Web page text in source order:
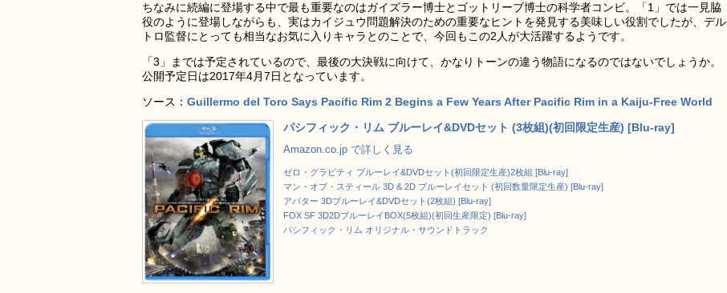
ちなみに続編に登場する中で最も重要なのはガイズラー博士とゴットリーブ博士の科学者コンビ。「1」では一見脇
役のように登場しながらも、実はカイジュウ問題解決のための重要なヒントを発見する美味しい役割でしたが、デル
トロ監督にとっても相当なお気に入りキャラとのことで、今回もこの2人が大活躍するようです。
「3」までは予定されているので、最後の大決戦に向けて、かなりトーンの違う物語になるのではないでしょうか。
公開予定日は2017年4月7日となっています。
ソース： Guillermo del Toro Says Pacific Rim 2 Begins a Few Years After Pacific Rim in a Kaiju-Free World
パシフィック・リム ブルーレイ&DVDセット (3枚組)(初回限定生産) [Blu-ray]
Amazon.co.jp で詳しく見る
ゼロ・グラビティ ブルーレイ&DVDセット(初回限定生産)2枚組 [Blu-ray]
マン・オブ・スティール 3D & 2D ブルーレイセット (初回数量限定生産) [Blu-ray]
アバター 3Dブルーレイ&DVDセット(2枚組) [Blu-ray]
FOX SF 3D2DブルーレイBOX(5枚組)(初回生産限定) [Blu-ray]
パシフィック・リム オリジナル・サウンドトラック